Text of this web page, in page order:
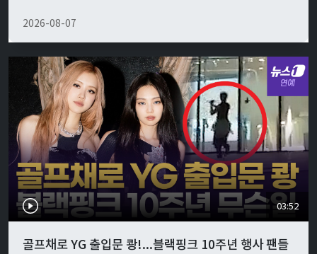
2026-08-07
03:52
골프채로 YG 출입문 쾅!...블랙핑크 10주년 행사 팬들